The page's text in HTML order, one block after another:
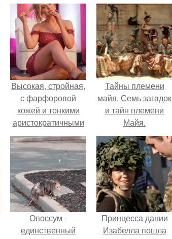
Высокая, стройная,
с фарфоровой
кожей и тонкими
аристократичными
чертами, эль
выглядит так, будто
сошла с полотна
художника.
Тайны племени
майя. Семь загадок
и тайн племени
Майя.
Опоссум -
единственный
Принцесса дании
Изабелла пошла